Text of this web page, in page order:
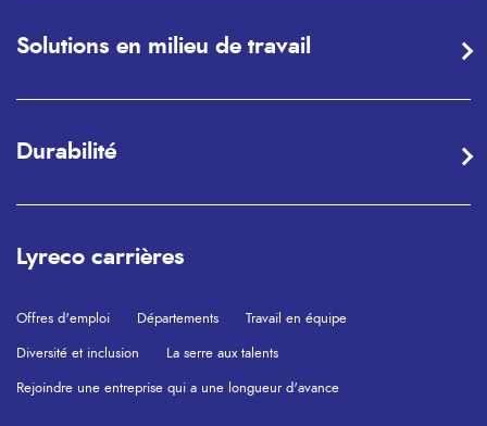
Solutions en milieu de travail
Durabilité
Lyreco carrières
Offres d'emploi Départements Travail en équipe
Diversité et inclusion La serre aux talents
Rejoindre une entreprise qui a une longueur d'avance